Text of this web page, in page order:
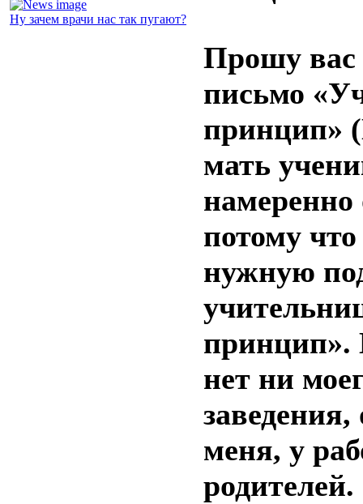
Ну зачем врачи нас так пугают?
Прошу вас
письмо
принцип»
мать
намеренно
потому
нужную
принцип».
нет ни
меня, у
родителей.